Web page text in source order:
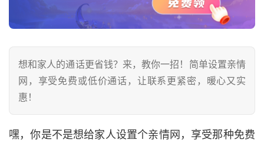
想和家人的通话更省钱？来，教你一招！简单设置亲情
网，享受免费或低价通话，让联系更紧密，暖心又实
惠！
嘿，你是不是想给家人设置个亲情网，享受那种免费